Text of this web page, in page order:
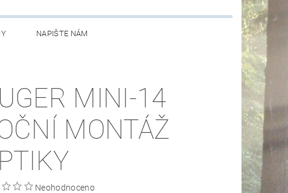
NAPIŠTE NÁM
MINI-14
MONTÁŽ
Neohodnoceno